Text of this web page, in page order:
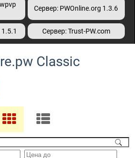
Сервер: PWOnline.org 1.3.6
Сервер: Trust-PW.com
Classic